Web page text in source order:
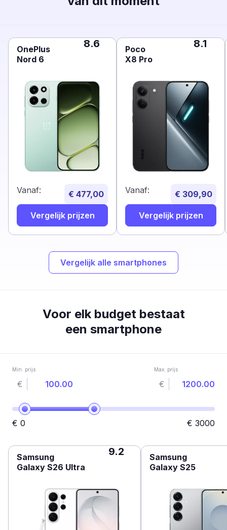
OnePlus
Nord 6
8.6
Vanaf: € 477,00
Vergelijk prijzen
Poco
X8 Pro
8.1
Vanaf: € 309,90
Vergelijk prijzen
Vergelijk alle smartphones
Voor elk budget bestaat
een smartphone
Min. prijs
€
Max. prijs
€
€ 0 € 3000
Samsung
Galaxy S26 Ultra
9.2
Samsung
Galaxy S25